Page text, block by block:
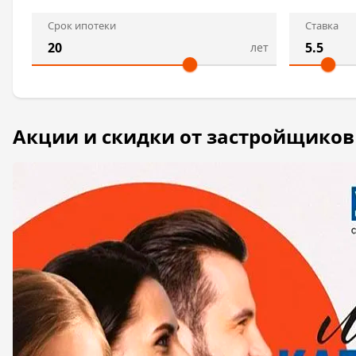
Срок ипотеки
лет
Ставка